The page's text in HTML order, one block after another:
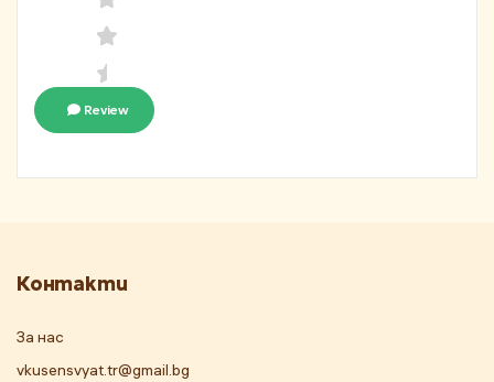
Review
Контакти
За нас
vkusensvyat.tr@gmail.bg